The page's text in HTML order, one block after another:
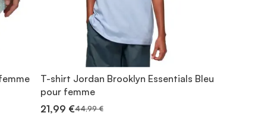
T-shirt Jordan Brooklyn Essentials Bleu
pour femme
21,99 €44,99 €